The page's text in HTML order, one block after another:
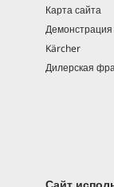
Карта сайта
Kärcher
Дилерская